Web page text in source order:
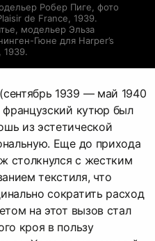
Робер Пиге, фото
de France, 1939.
модельер Эльза
Гюне для Harper’s
1939.
1939 — май 1940
французский кутюр был
из эстетической
Еще до прихода
столкнулся с жестким
текстиля, что
сократить расход
на этот вызов стал
кроя в пользу